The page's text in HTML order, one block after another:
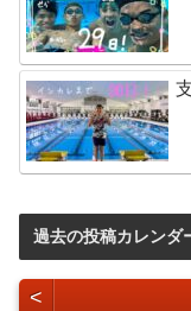
過去の投稿カレンダ
<